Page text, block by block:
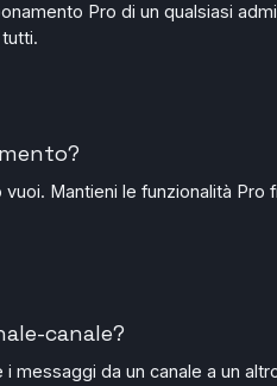
Pro di un qualsiasi
Mantieni le funzionalità Pro
canale?
messaggi da un canale a un